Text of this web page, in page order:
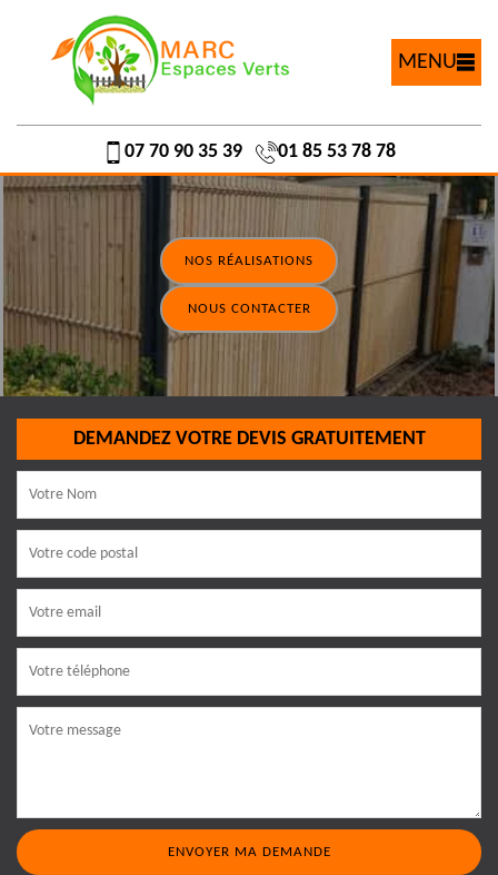
MENU
07 70 90 35 39 01 85 53 78 78
NOS RÉALISATIONS
NOUS CONTACTER
DEMANDEZ VOTRE DEVIS GRATUITEMENT